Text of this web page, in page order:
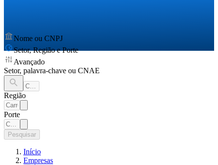
Nome ou CNPJ
Setor, Região e Porte
Avançado
Setor, palavra-chave ou CNAE
Região
Porte
Pesquisar
Início
Empresas